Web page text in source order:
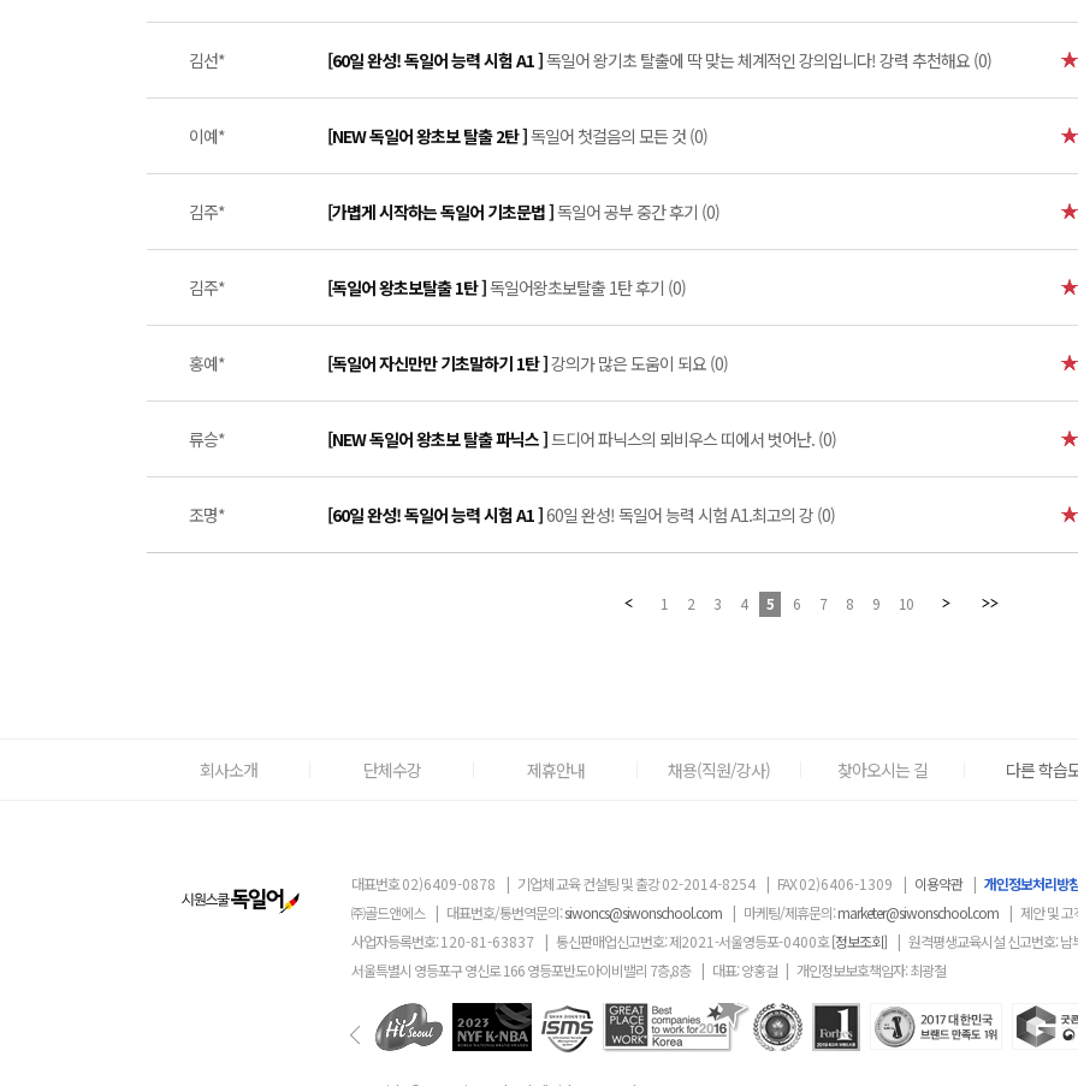
김선* [60일 완성! 독일어 능력 시험 A1 ]독일어 왕기초 탈출에 딱 맞는 체계적인 강의입니다! 강력 추천해요 (0)
이예* [NEW 독일어 왕초보 탈출 2탄 ]독일어 첫걸음의 모든 것 (0)
김주* [가볍게 시작하는 독일어 기초문법 ]독일어 공부 중간 후기 (0)
김주* [독일어 왕초보탈출 1탄 ]독일어왕초보탈출 1탄 후기 (0)
홍예* [독일어 자신만만 기초말하기 1탄 ]강의가 많은 도움이 되요 (0)
류승* [NEW 독일어 왕초보 탈출 파닉스 ]드디어 파닉스의 뫼비우스 띠에서 벗어난. (0)
조명* [60일 완성! 독일어 능력 시험 A1 ]60일 완성! 독일어 능력 시험 A1.최고의 강 (0)
1 2 3 4 5 6 7 8 9 10
회사소개 단체수강 제휴안내 채용(직원/강사) 찾아오시는 길 다른 학습
대표번호02)6409-0878 | 기업체 교육 컨설팅 및 출강02-2014-8254 | FAX02)6406-1309 | 이용약관 | 개인정보처리방
㈜골드앤에스 | 대표번호/통번역문의:siwoncs@siwonschool.com | 마케팅/제휴문의:marketer@siwonschool.com | 제안 및
사업자등록번호:120-81-63837 | 통신판매업신고번호: 제2021-서울영등포-0400호[정보조회] | 원격평생교육시설 신고번호: 남
서울특별시 영등포구 영신로 166 영등포반도아이비밸리 7층,8층 | 대표: 양홍걸 | 개인정보보호책임자: 최광철